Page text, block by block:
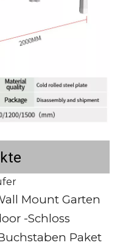
Mount Garten
-Schloss
Paket